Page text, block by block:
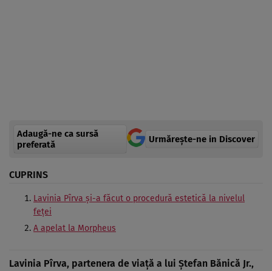
Adaugă-ne ca sursă
preferată
Urmărește-ne in Discover
CUPRINS
Lavinia Pîrva și-a făcut o procedură estetică la nivelul
feței
A apelat la Morpheus
Lavinia Pîrva, partenera de viață a lui Ștefan Bănică Jr.,